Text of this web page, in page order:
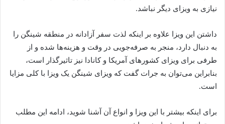
نیازی به ویزای دیگر نباشد.
داشتن این ویزا علاوه بر اینکه لذت سفر آزادانه در منطقه شینگن را
به دنبال دارد، منجر به صرفه‌جویی در وقت و هزینه‌ها شده و از
طرفی برای ویزای کشورهای آمریکا و کانادا نیز تاثیرگذار است،
بنابراین می‌توان به جرات گفت که ویزای شینگن یک ویزا با کلی مزایا
است.
برای اینکه بیشتر با این ویزا و انواع آن آشنا شوید، ادامه این مطلب